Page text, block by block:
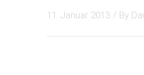
11. Januar 2013 / By